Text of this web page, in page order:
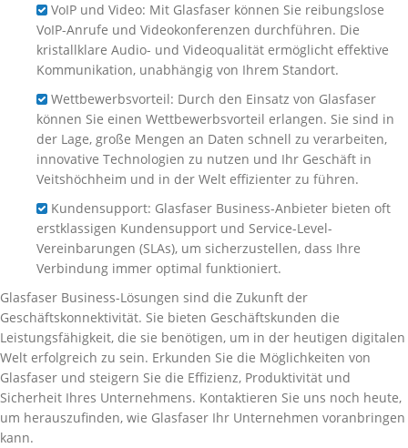
VoIP und Video: Mit Glasfaser können Sie reibungslose
VoIP-Anrufe und Videokonferenzen durchführen. Die
kristallklare Audio- und Videoqualität ermöglicht effektive
Kommunikation, unabhängig von Ihrem Standort.
Wettbewerbsvorteil: Durch den Einsatz von Glasfaser
können Sie einen Wettbewerbsvorteil erlangen. Sie sind in
der Lage, große Mengen an Daten schnell zu verarbeiten,
innovative Technologien zu nutzen und Ihr Geschäft in
Veitshöchheim und in der Welt effizienter zu führen.
Kundensupport: Glasfaser Business-Anbieter bieten oft
erstklassigen Kundensupport und Service-Level-
Vereinbarungen (SLAs), um sicherzustellen, dass Ihre
Verbindung immer optimal funktioniert.
Glasfaser Business-Lösungen sind die Zukunft der
Geschäftskonnektivität. Sie bieten Geschäftskunden die
Leistungsfähigkeit, die sie benötigen, um in der heutigen digitalen
Welt erfolgreich zu sein. Erkunden Sie die Möglichkeiten von
Glasfaser und steigern Sie die Effizienz, Produktivität und
Sicherheit Ihres Unternehmens. Kontaktieren Sie uns noch heute,
um herauszufinden, wie Glasfaser Ihr Unternehmen voranbringen
kann.